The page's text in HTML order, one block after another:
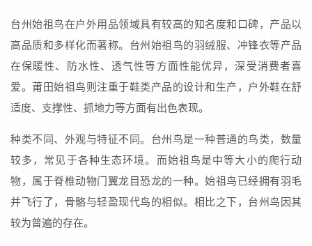
台州始祖鸟在户外用品领域具有较高的知名度和口碑，产品以
高品质和多样化而著称。台州始祖鸟的羽绒服、冲锋衣等产品
在保暖性、防水性、透气性等方面性能优异，深受消费者喜
爱。莆田始祖鸟则注重于鞋类产品的设计和生产，户外鞋在舒
适度、支撑性、抓地力等方面有出色表现。
种类不同、外观与特征不同。台州鸟是一种普通的鸟类，数量
较多，常见于各种生态环境。而始祖鸟是中等大小的爬行动
物，属于脊椎动物门翼龙目恐龙的一种。始祖鸟已经拥有羽毛
并飞行了，骨骼与轻盈现代鸟的相似。相比之下，台州鸟因其
较为普遍的存在。